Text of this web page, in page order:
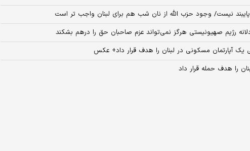
پایبند نیست/ وجود حزب الله از نان شب هم برای لبنان واجب تر است
رژیم صهیونیستی هرگز نمی‌تواند عزم صاحبان حق را درهم بشکند
یک آپارتمان مسکونی در لبنان را هدف قرار داد+ عکس
را هدف حمله قرار داد